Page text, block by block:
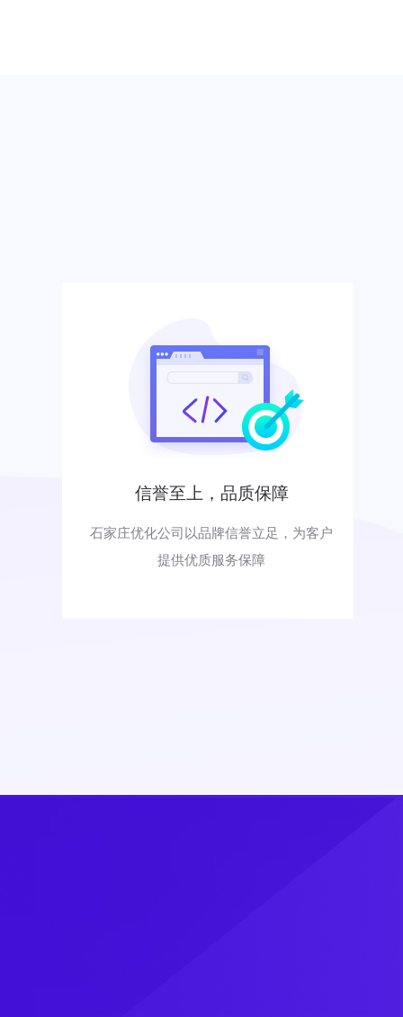
信誉至上，品质保障
石家庄优化公司以品牌信誉立足，为客户
提供优质服务保障